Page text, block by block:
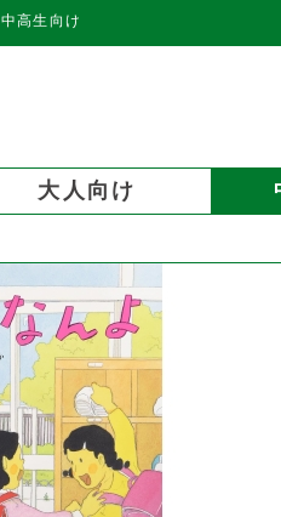
中高生向け
大人向け